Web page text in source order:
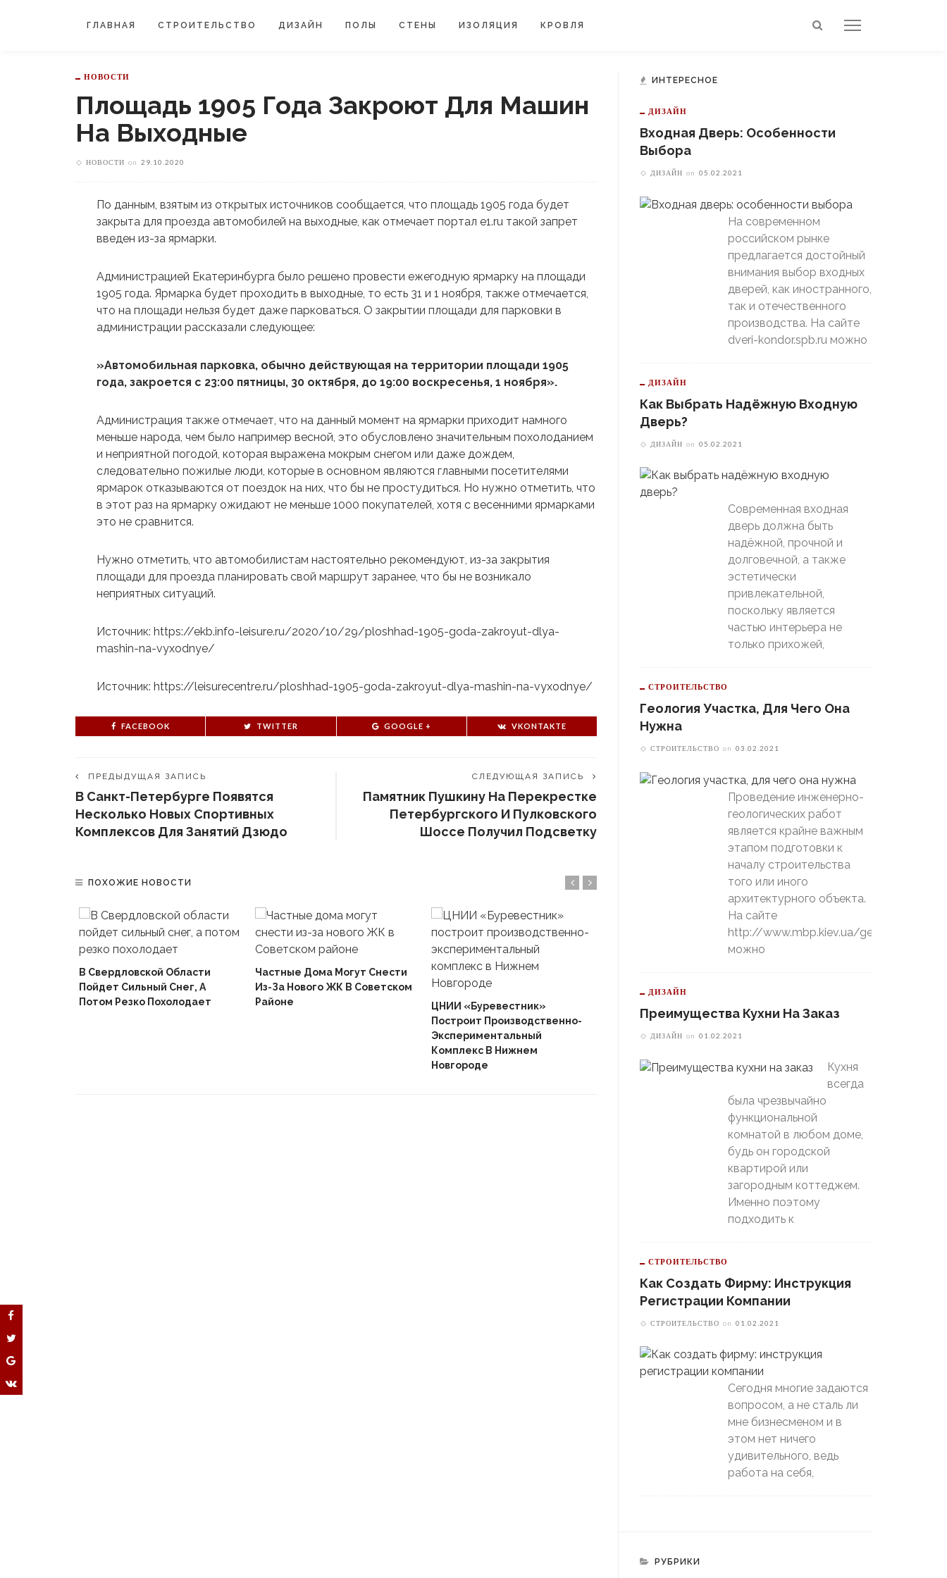
ГЛАВНАЯ СТРОИТЕЛЬСТВО ДИЗАЙН ПОЛЫ СТЕНЫ ИЗОЛЯЦИЯ КРОВЛЯ
НОВОСТИ
Площадь 1905 Года Закроют Для Машин
На Выходные
НОВОСТИ on 29.10.2020
По данным, взятым из открытых источников сообщается, что площадь 1905 года будет
закрыта для проезда автомобилей на выходные, как отмечает портал e1.ru такой запрет
введен из-за ярмарки.
Администрацией Екатеринбурга было решено провести ежегодную ярмарку на площади
1905 года. Ярмарка будет проходить в выходные, то есть 31 и 1 ноября, также отмечается,
что на площади нельзя будет даже парковаться. О закрытии площади для парковки в
администрации рассказали следующее:
»Автомобильная парковка, обычно действующая на территории площади 1905
года, закроется с 23:00 пятницы, 30 октября, до 19:00 воскресенья, 1 ноября».
Администрация также отмечает, что на данный момент на ярмарки приходит намного
меньше народа, чем было например весной, это обусловлено значительным похолоданием
и неприятной погодой, которая выражена мокрым снегом или даже дождем,
следовательно пожилые люди, которые в основном являются главными посетителями
ярмарок отказываются от поездок на них, что бы не простудиться. Но нужно отметить, что
в этот раз на ярмарку ожидают не меньше 1000 покупателей, хотя с весенними ярмарками
это не сравнится.
Нужно отметить, что автомобилистам настоятельно рекомендуют, из-за закрытия
площади для проезда планировать свой маршрут заранее, что бы не возникало
неприятных ситуаций.
Источник: https://ekb.info-leisure.ru/2020/10/29/ploshhad-1905-goda-zakroyut-dlya-
mashin-na-vyxodnye/
Источник: https://leisurecentre.ru/ploshhad-1905-goda-zakroyut-dlya-mashin-na-vyxodnye/
FACEBOOK TWITTER GOOGLE + VKONTAKTE
ПРЕДЫДУЩАЯ ЗАПИСЬ
В Санкт-Петербурге Появятся
Несколько Новых Спортивных
Комплексов Для Занятий Дзюдо
СЛЕДУЮЩАЯ ЗАПИСЬ
Памятник Пушкину На Перекрестке
Петербургского И Пулковского
Шоссе Получил Подсветку
ПОХОЖИЕ НОВОСТИ
В Свердловской Области
Пойдет Сильный Снег, А
Потом Резко Похолодает
Частные Дома Могут Снести
Из-За Нового ЖК В Советском
Районе
ЦНИИ «Буревестник»
Построит Производственно-
Экспериментальный
Комплекс В Нижнем
Новгороде
Екатеринбургский
Плей-Офф, Даже Не Доиграв
Домашний Матч
ИНТЕРЕСНОЕ
ДИЗАЙН
Входная Дверь: Особенности
Выбора
ДИЗАЙН on 05.02.2021
На современном
российском рынке
предлагается достойный
внимания выбор входных
дверей, как иностранного,
так и отечественного
производства. На сайте
dveri-kondor.spb.ru можно
ДИЗАЙН
Как Выбрать Надёжную Входную
Дверь?
ДИЗАЙН on 05.02.2021
Современная входная
дверь должна быть
надёжной, прочной и
долговечной, а также
эстетически
привлекательной,
поскольку является
частью интерьера не
только прихожей,
СТРОИТЕЛЬСТВО
Геология Участка, Для Чего Она
Нужна
СТРОИТЕЛЬСТВО on 03.02.2021
Проведение инженерно-
геологических работ
является крайне важным
этапом подготовки к
началу строительства
того или иного
архитектурного объекта.
На сайте
http://www.mbp.kiev.ua/geology
можно
ДИЗАЙН
Преимущества Кухни На Заказ
ДИЗАЙН on 01.02.2021
Кухня
всегда
была чрезвычайно
функциональной
комнатой в любом доме,
будь он городской
квартирой или
загородным коттеджем.
Именно поэтому
подходить к
СТРОИТЕЛЬСТВО
Как Создать Фирму: Инструкция
Регистрации Компании
СТРОИТЕЛЬСТВО on 01.02.2021
Сегодня многие задаются
вопросом, а не сталь ли
мне бизнесменом и в
этом нет ничего
удивительного, ведь
работа на себя,
РУБРИКИ